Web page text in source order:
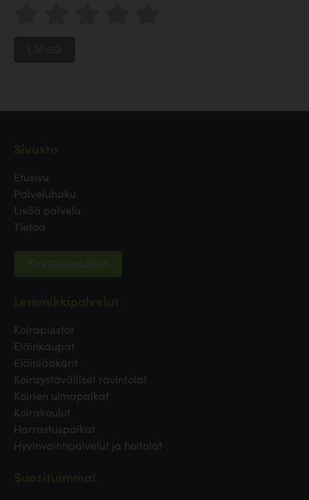
Etusivu
Palveluhaku
Lisää palvelu
Tietoa
Evästeasetukset
Koirapuistot
Eläinkaupat
Eläinlääkärit
Koiraystävälliset ravintolat
Koirien uimapaikat
Koirakoulut
Harrastuspaikat
Hyvinvointipalvelut ja hoitolat